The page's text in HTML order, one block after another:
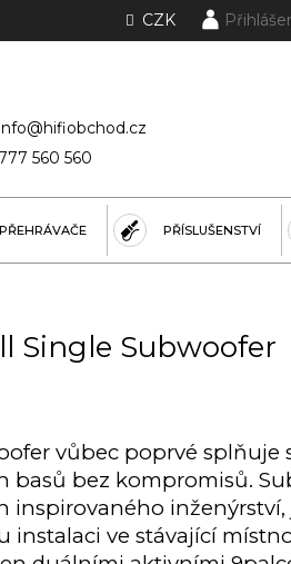
CZK
560 560
PŘEHRÁVAČE PŘÍSLUŠENSTVÍ
Single Subwoofer
vůbec poprvé splňuje
basů bez kompromisů.
inspirovaného inženýrství,
instalaci ve stávající